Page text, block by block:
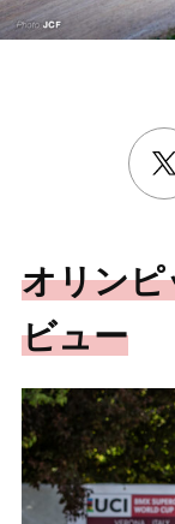
オリンピ
ビュー